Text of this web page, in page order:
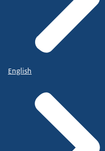
English